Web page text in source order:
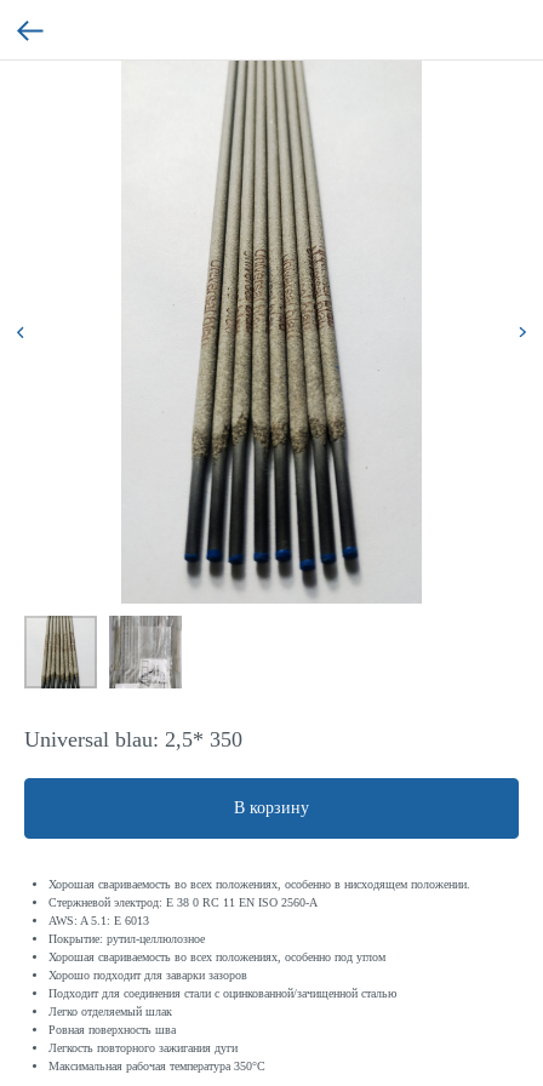
Universal blau: 2,5* 350
В корзину
Хорошая свариваемость во всех положениях, особенно в нисходящем положении.
Стержневой электрод: E 38 0 RC 11 EN ISO 2560-A
AWS: A 5.1: E 6013
Покрытие: рутил-целлюлозное
Хорошая свариваемость во всех положениях, особенно под углом
Хорошо подходит для заварки зазоров
Подходит для соединения стали с оцинкованной/зачищенной сталью
Легко отделяемый шлак
Ровная поверхность шва
Легкость повторного зажигания дуги
Максимальная рабочая температура 350°C